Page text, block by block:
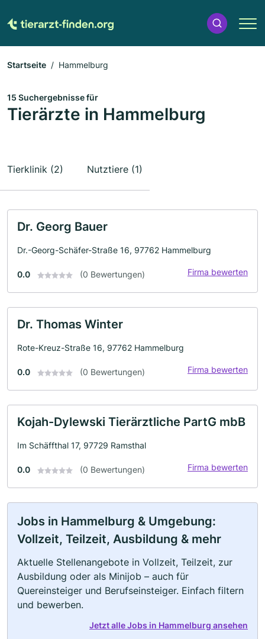
Startseite Hammelburg
15 Suchergebnisse für
Tierärzte in Hammelburg
Tierklinik (2) Nutztiere (1)
Dr. Georg Bauer
Dr.-Georg-Schäfer-Straße 16, 97762 Hammelburg
0.0 (0 Bewertungen) Firma bewerten
Dr. Thomas Winter
Rote-Kreuz-Straße 16, 97762 Hammelburg
0.0 (0 Bewertungen) Firma bewerten
Kojah-Dylewski Tierärztliche PartG mbB
Im Schäffthal 17, 97729 Ramsthal
0.0 (0 Bewertungen) Firma bewerten
Jobs in Hammelburg & Umgebung:
Vollzeit, Teilzeit, Ausbildung & mehr
Aktuelle Stellenangebote in Vollzeit, Teilzeit, zur
Ausbildung oder als Minijob – auch für
Quereinsteiger und Berufseinsteiger. Einfach filtern
und bewerben.
Jetzt alle Jobs in Hammelburg ansehen